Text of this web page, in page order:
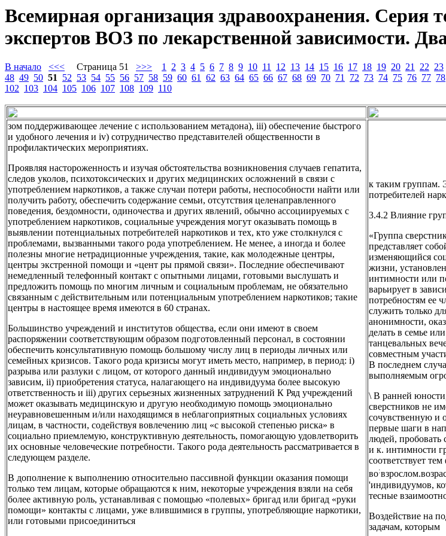
Всемирная организация здравоохранения. Серия
экспертов ВОЗ по лекарственной зависимости.
В начало <<< Страница 51 >>> 1 2 3 4 5 6 7 8 9 10 11 12 13 14 15 16 17 18 19 20 21 22 23
48 49 50 51 52 53 54 55 56 57 58 59 60 61 62 63 64 65 66 67 68 69 70 71 72 73 74 75 76 77 78
102 103 104 105 106 107 108 109 110
зом поддерживающее лечение с использованием метадона), iii) обеспечение быстрого
и удобного лечения и iv) сотрудничество представителей общественности в
профилактических мероприятиях.
Проявляя настороженность и изучая обстоятельства возникновения случаев гепатита,
следов уколов, психотоксических и других медицинских осложнений в связи с
употреблением наркотиков, а также случаи потери работы, неспособности найти или
получить работу, обеспечить содержание семьи, отсутствия целенаправленного
поведения, бездомности, одиночества и других явлений, обычно ассоциируемых с
употреблением наркотиков, социальные учреждения могут оказывать помощь в
выявлении потенциальных потребителей наркотиков и тех, кто уже столкнулся с
проблемами, вызванными такого рода употреблением. Не менее, а иногда и более
полезны многие нетрадиционные учреждения, такие, как молодежные центры,
центры экстренной помощи и «цент ры прямой связи». Последние обеспечивают
немедленный телефонный контакт с опытными лицами, готовыми выслушать и
предложить помощь по многим личным и социальным проблемам, не обязательно
связанным с действительным или потенциальным употреблением наркотиков; такие
центры в настоящее время имеются в 60 странах.
Большинство учреждений и институтов общества, если они имеют в своем
распоряжении соответствующим образом подготовленный персонал, в состоянии
обеспечить консультативную помощь большому числу лиц в периоды личных или
семейных кризисов. Такого рода кризисы могут иметь место, например, в период: i)
разрыва или разлуки с лицом, от которого данный индивидуум эмоционально
зависим, ii) приобретения статуса, налагающего на индивидуума более высокую
ответственность и iii) других серьезных жизненных затруднений К Ряд учреждений
может оказывать медицинскую и другую необходимую помощь эмоционально
неуравновешенным и/или находящимся в неблагоприятных социальных условиях
лицам, в частности, содействуя вовлечению лиц «с высокой степенью риска» в
социально приемлемую, конструктивную деятельность, помогающую удовлетворить
их основные человеческие потребности. Такого рода деятельность рассматривается в
следующем разделе.
В дополнение к выполнению относительно пассивной функции оказания помощи
только тем лицам, которые обращаются к ним, некоторые учреждения взяли на себя
более активную роль, устанавливая с помощью «полевых» бригад или бригад «руки
помощи» контакты с лицами, уже влившимися в группы, употребляющие наркотики,
или готовыми присоединиться
к таким группам.
потребителей
3.4.2 Влияние
«Группа
представляет
изменяющийся
жизни,
интимности или
варьирует в
потребностям ее
служить только
анонимности,
делать в семье
танцевальных
совместным
В последнем
выполняемым
\ В ранней
сверстников не
сочувственную и
первые шаги в
людей, пробовать
и к. интимности
соответствует
во:
'индивидуумов,
тесные
Воздействие на
задачам, которым